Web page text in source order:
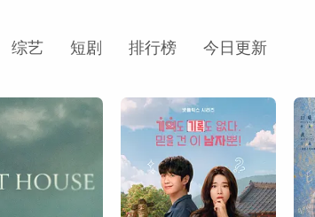
综艺 短剧 排行榜 今日更新